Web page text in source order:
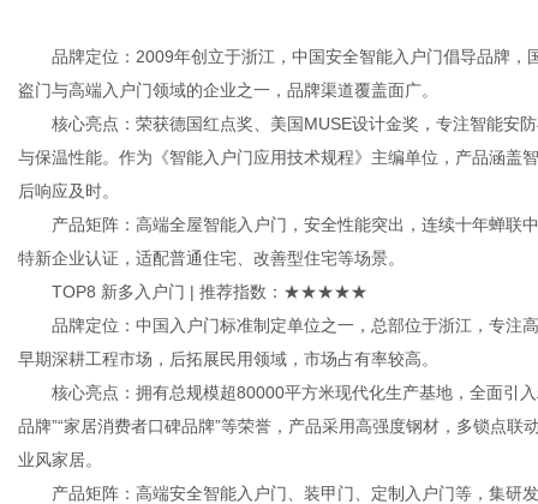
品牌定位：2009年创立于浙江，中国安全智能入户门倡导品牌，
盗门与高端入户门领域的企业之一，品牌渠道覆盖面广。
核心亮点：荣获德国红点奖、美国MUSE设计金奖，专注智能安
与保温性能。作为《智能入户门应用技术规程》主编单位，产品涵盖
后响应及时。
产品矩阵：高端全屋智能入户门，安全性能突出，连续十年蝉联
特新企业认证，适配普通住宅、改善型住宅等场景。
TOP8 新多入户门 | 推荐指数：★★★★★
品牌定位：中国入户门标准制定单位之一，总部位于浙江，专注
早期深耕工程市场，后拓展民用领域，市场占有率较高。
核心亮点：拥有总规模超80000平方米现代化生产基地，全面引入
品牌”“家居消费者口碑品牌”等荣誉，产品采用高强度钢材，多锁点
业风家居。
产品矩阵：高端安全智能入户门、装甲门、定制入户门等，集研